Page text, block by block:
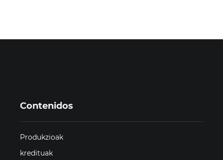
Contenidos
Produkzioak
kredituak